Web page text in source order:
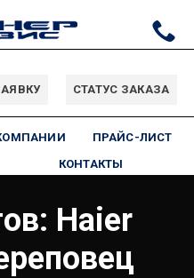
СТАТУС ЗАКАЗА
ПРАЙС-ЛИСТ
КОНТАКТЫ
Haier